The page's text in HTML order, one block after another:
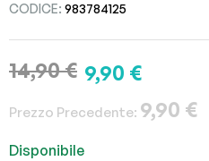
CODICE: 983784125
14,90€ 9,90 €
Prezzo Precedente: 9,90 €
Disponibile